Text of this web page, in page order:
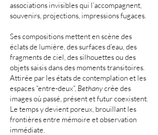
associations invisibles qui l’accompagnent,
souvenirs, projections, impressions fugaces.
Ses compositions mettent en scène des
éclats de lumière, des surfaces d’eau, des
fragments de ciel, des silhouettes ou des
objets saisis dans des moments transitoires.
Attirée par les états de contemplation et les
espaces “entre-deux”, Bethanycrée des
images où passé, présent et futur coexistent.
Le temps y devient poreux, brouillant les
frontières entre mémoire et observation
immédiate.